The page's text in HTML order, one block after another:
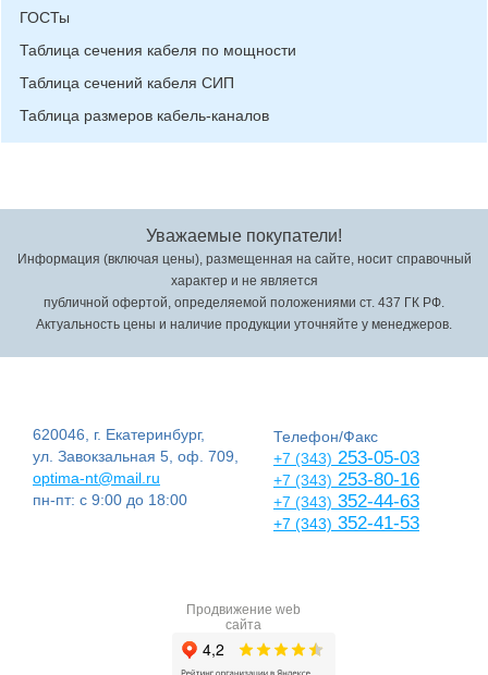
ГОСТы
Таблица сечения кабеля по мощности
Таблица сечений кабеля СИП
Таблица размеров кабель-каналов
Уважаемые покупатели!
Информация (включая цены), размещенная на сайте, носит справочный
характер и не является
публичной офертой, определяемой положениями ст. 437 ГК РФ.
Актуальность цены и наличие продукции уточняйте у менеджеров.
620046, г. Екатеринбург,
ул. Завокзальная 5, оф. 709,
optima-nt@mail.ru
пн-пт: с 9:00 до 18:00
Телефон/Факс
+7 (343) 253-05-03
+7 (343) 253-80-16
+7 (343) 352-44-63
+7 (343) 352-41-53
Продвижение web
сайта